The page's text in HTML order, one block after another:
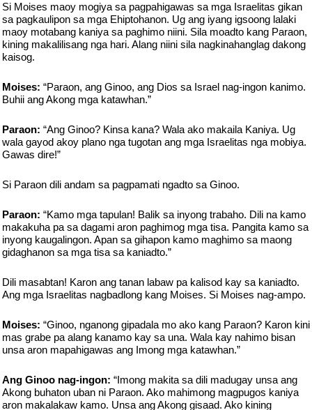
Si Moises maoy mogiya sa pagpahigawas sa mga Israelitas gikan
sa pagkaulipon sa mga Ehiptohanon. Ug ang iyang igsoong lalaki
maoy motabang kaniya sa paghimo niini. Sila moadto kang Paraon,
kining makalilisang nga hari. Alang niini sila nagkinahanglag dakong
kaisog.
Moises: “Paraon, ang Ginoo, ang Dios sa Israel nag-ingon kanimo.
Buhii ang Akong mga katawhan.”
Paraon: “Ang Ginoo? Kinsa kana? Wala ako makaila Kaniya. Ug
wala gayod akoy plano nga tugotan ang mga Israelitas nga mobiya.
Gawas dire!”
Si Paraon dili andam sa pagpamati ngadto sa Ginoo.
Paraon: “Kamo mga tapulan! Balik sa inyong trabaho. Dili na kamo
makakuha pa sa dagami aron paghimog mga tisa. Pangita kamo sa
inyong kaugalingon. Apan sa gihapon kamo maghimo sa maong
gidaghanon sa mga tisa sa kaniadto.”
Dili masabtan! Karon ang tanan labaw pa kalisod kay sa kaniadto.
Ang mga Israelitas nagbadlong kang Moises. Si Moises nag-ampo.
Moises: “Ginoo, nganong gipadala mo ako kang Paraon? Karon kini
mas grabe pa alang kanamo kay sa una. Wala kay nahimo bisan
unsa aron mapahigawas ang Imong mga katawhan.”
Ang Ginoo nag-ingon: “Imong makita sa dili madugay unsa ang
Akong buhaton uban ni Paraon. Ako mahimong magpugos kaniya
aron makalakaw kamo. Unsa ang Akong gisaad. Ako kining